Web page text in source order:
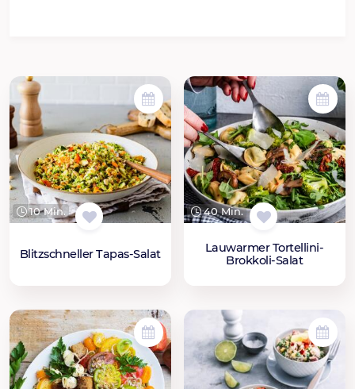
10 Min.
Blitzschneller Tapas-Salat
40 Min.
Lauwarmer Tortellini-
Brokkoli-Salat